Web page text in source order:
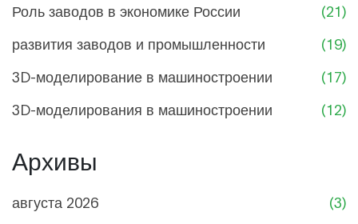
Роль заводов в экономике России
(21)
развития заводов и промышленности
(19)
3D-моделирование в машиностроении
(17)
3D-моделирования в машиностроении
(12)
Архивы
августа 2026
(3)